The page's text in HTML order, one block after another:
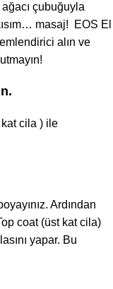
çubuğuyla
masaj!
EOS El
alın ve
cila ) ile
Ardından
coat (üst kat cila)
yapar. Bu